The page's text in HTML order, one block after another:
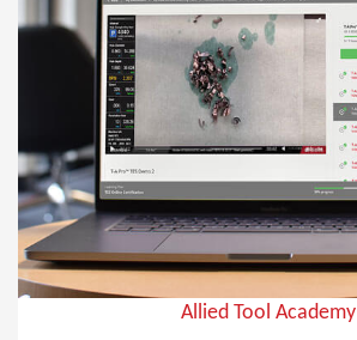
Allied Tool Academy